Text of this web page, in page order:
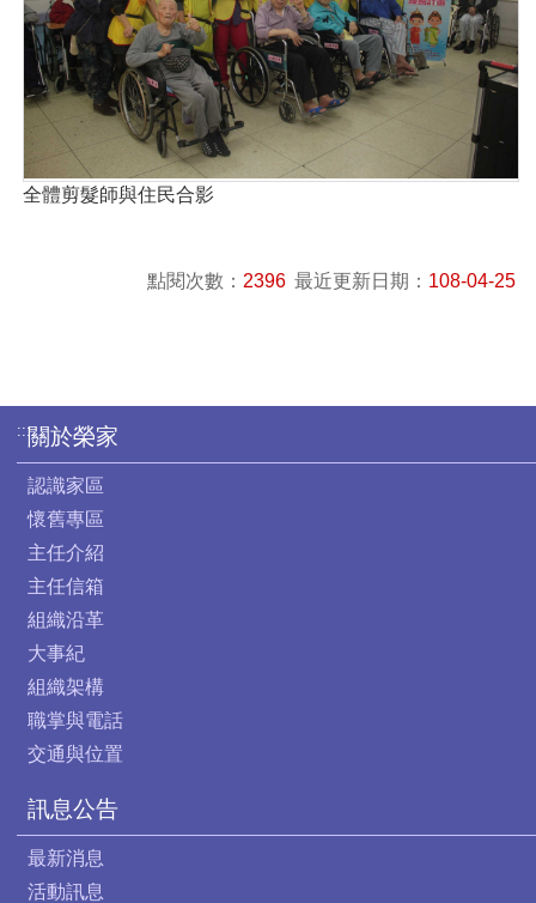
全體剪髮師與住民合影
點閱次數： 2396 最近更新日期： 108-04-25
:::關於榮家
認識家區
懷舊專區
主任介紹
主任信箱
組織沿革
大事紀
組織架構
職掌與電話
交通與位置
訊息公告
最新消息
活動訊息